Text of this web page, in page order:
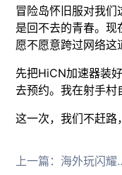
冒险岛怀旧服对我们
是回不去的青春。
愿不愿意跨过网络这
先把HiCN加速器装
去预约。我在射手村
这一次，我们不赶路
上一篇： 海外玩闪耀暖暖领520福利用回国加速器不掉线